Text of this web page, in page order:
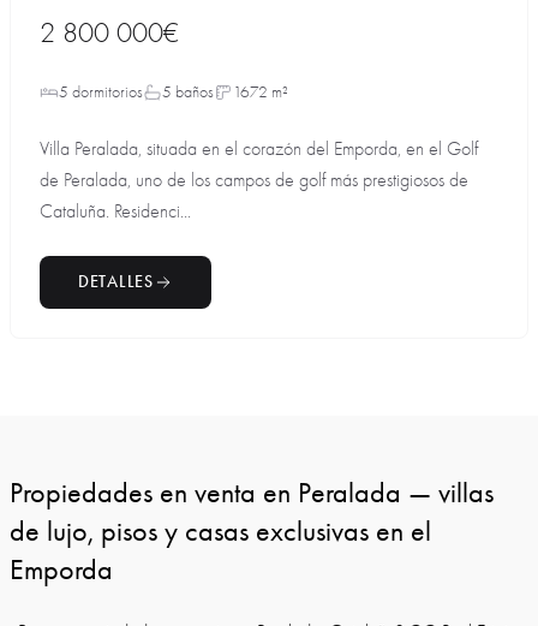
2 800 000€
5 dormitorios 5 baños 1672 m²
Villa Peralada, situada en el corazón del Emporda, en el Golf
de Peralada, uno de los campos de golf más prestigiosos de
Cataluña. Residenci...
DETALLES
Propiedades en venta en Peralada — villas
de lujo, pisos y casas exclusivas en el
Emporda